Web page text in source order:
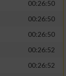
00:26:50
00:26:50
00:26:50
00:26:52
00:26:52